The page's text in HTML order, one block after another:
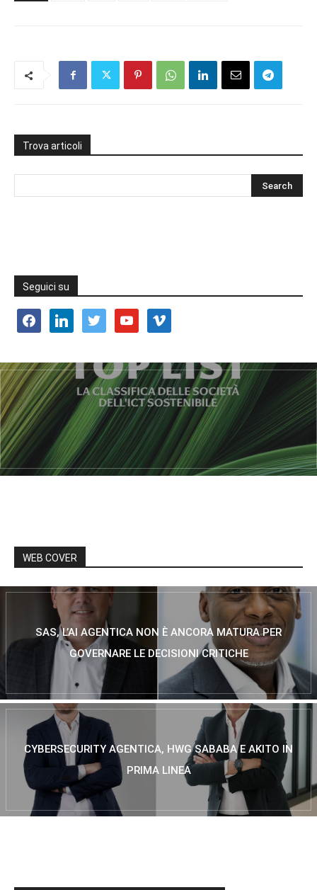
Trova articoli
Seguici su
facebooklinkedin twitter youtube vimeo
WEB COVER
SAS, L’AI AGENTICA NON È ANCORA MATURA PER
GOVERNARE LE DECISIONI CRITICHE
CYBERSECURITY AGENTICA, HWG SABABA E AKITO IN
PRIMA LINEA